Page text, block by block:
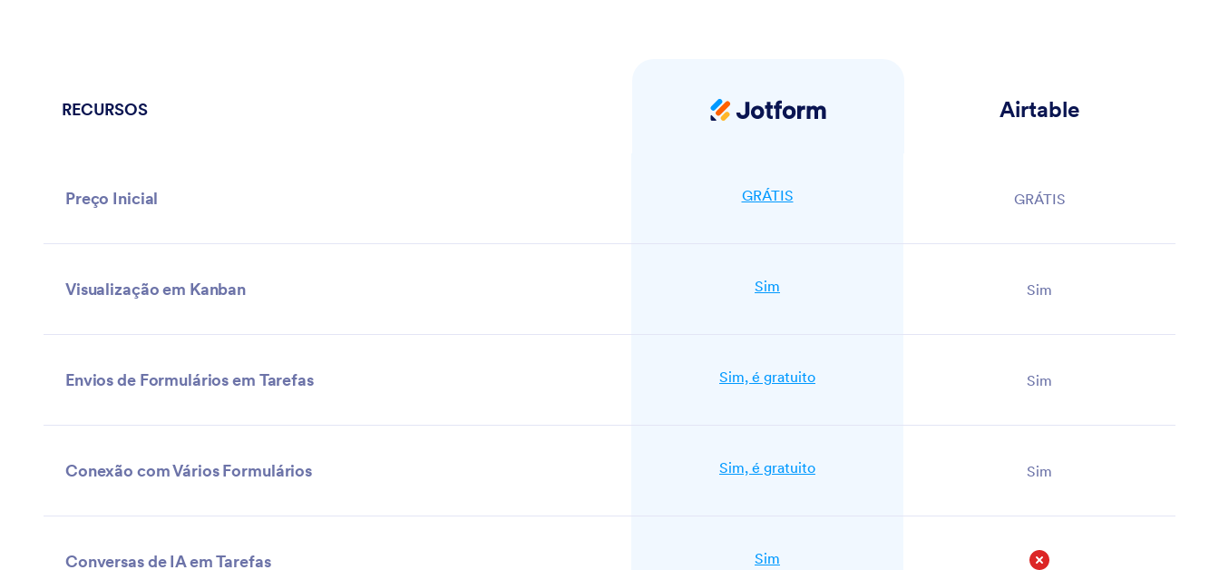
RECURSOS Jotform Airtable
Preço Inicial GRÁTIS GRÁTIS
Visualização em Kanban Sim Sim
Envios de Formulários em Tarefas Sim, é gratuito Sim
Conexão com Vários Formulários Sim, é gratuito Sim
Conversas de IA em Tarefas
Sim